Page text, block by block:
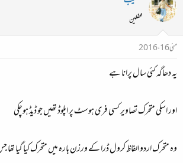
محفلین
مئی 16، 2016
یہ دھاگہ کئی سال پرانا ہے
اور اسکی متحرک تصاویر کسی فری ہوسٹ پر اپلوڈ تھیں جو ڈیڈ ہوچکی
وہ متحرک اردو الفاظ کرول ڈرا کے ورزن بارہ میں متحرک کیا گیا